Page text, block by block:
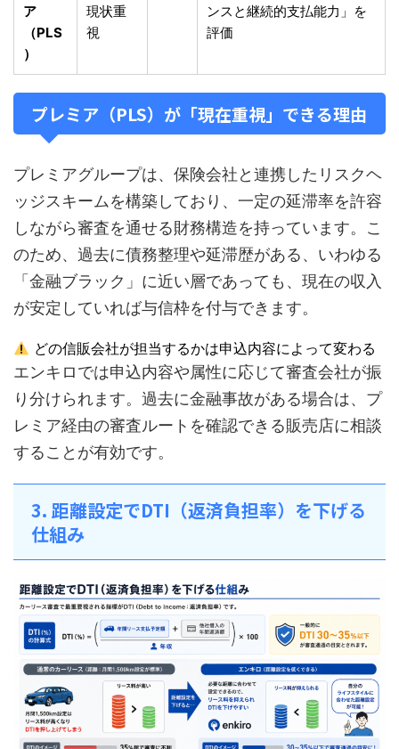
ア
（PLS
）
現状重
視
ンスと継続的支払能力」を
評価
プレミア（PLS）が「現在重視」できる理由
プレミアグループは、保険会社と連携したリスクヘ
ッジスキームを構築しており、一定の延滞率を許容
しながら審査を通せる財務構造を持っています。こ
のため、 過去に債務整理や延滞歴がある、いわゆる
「金融ブラック」に近い層であっても 、現在の収入
が安定していれば与信枠を付与できます。
どの信販会社が担当するかは申込内容によって変わる
エンキロでは申込内容や属性に応じて審査会社が振
り分けられます。過去に金融事故がある場合は、プ
レミア経由の審査ルートを確認できる販売店に相談
することが有効です。
3. 距離設定でDTI（返済負担率）を下げる
仕組み